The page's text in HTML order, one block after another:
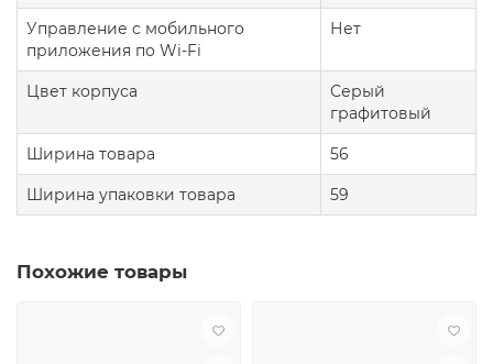
Управление c мобильного
приложения по Wi-Fi
Нет
Цвет корпуса
Серый
графитовый
Ширина товара 56
Ширина упаковки товара 59
Похожие товары